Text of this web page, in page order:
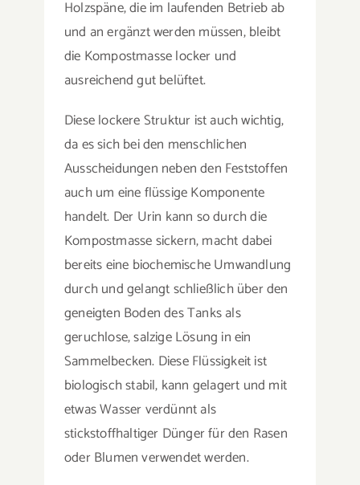
Holzspäne, die im laufenden Betrieb ab
und an ergänzt werden müssen, bleibt
die Kompostmasse locker und
ausreichend gut belüftet.
Diese lockere Struktur ist auch wichtig,
da es sich bei den menschlichen
Ausscheidungen neben den Feststoffen
auch um eine flüssige Komponente
handelt. Der Urin kann so durch die
Kompostmasse sickern, macht dabei
bereits eine biochemische Umwandlung
durch und gelangt schließlich über den
geneigten Boden des Tanks als
geruchlose, salzige Lösung in ein
Sammelbecken. Diese Flüssigkeit ist
biologisch stabil, kann gelagert und mit
etwas Wasser verdünnt als
stickstoffhaltiger Dünger für den Rasen
oder Blumen verwendet werden.